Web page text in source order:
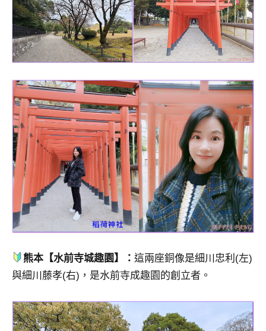
熊本【水前寺城趣園】：這兩座銅像是細川忠利(左)
與細川藤孝(右)，是水前寺成趣園的創立者。